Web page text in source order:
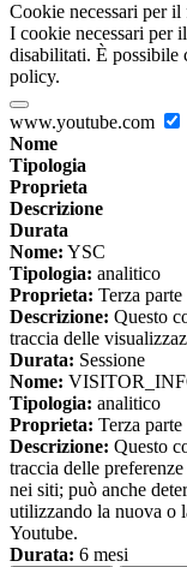
Cookie necessari per
I cookie necessari per
disabilitati. È possibile
policy.
www.youtube.com
Nome
Tipologia
Proprieta
Descrizione
Durata
Nome: YSC
Tipologia: analitico
Proprieta: Terza parte
Descrizione: Questo
traccia delle
Durata: Sessione
Nome:
Tipologia: analitico
Proprieta: Terza parte
Descrizione: Questo
traccia delle
nei siti; può anche
utilizzando la nuova o
Youtube.
Durata: 6 mesi